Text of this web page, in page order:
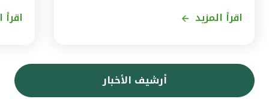
الموارد البشريّة لمجموعة بيت التمويل الكويتي
بالتكليف ، أحمد حمد الحمّاد ، ان البرنامج
التدريبى الذى يشمل 11 متدربا ، يأتى في إطار
اقرأ المزيد
حجز
بأن
اقرأ
أرشيف الأخبار